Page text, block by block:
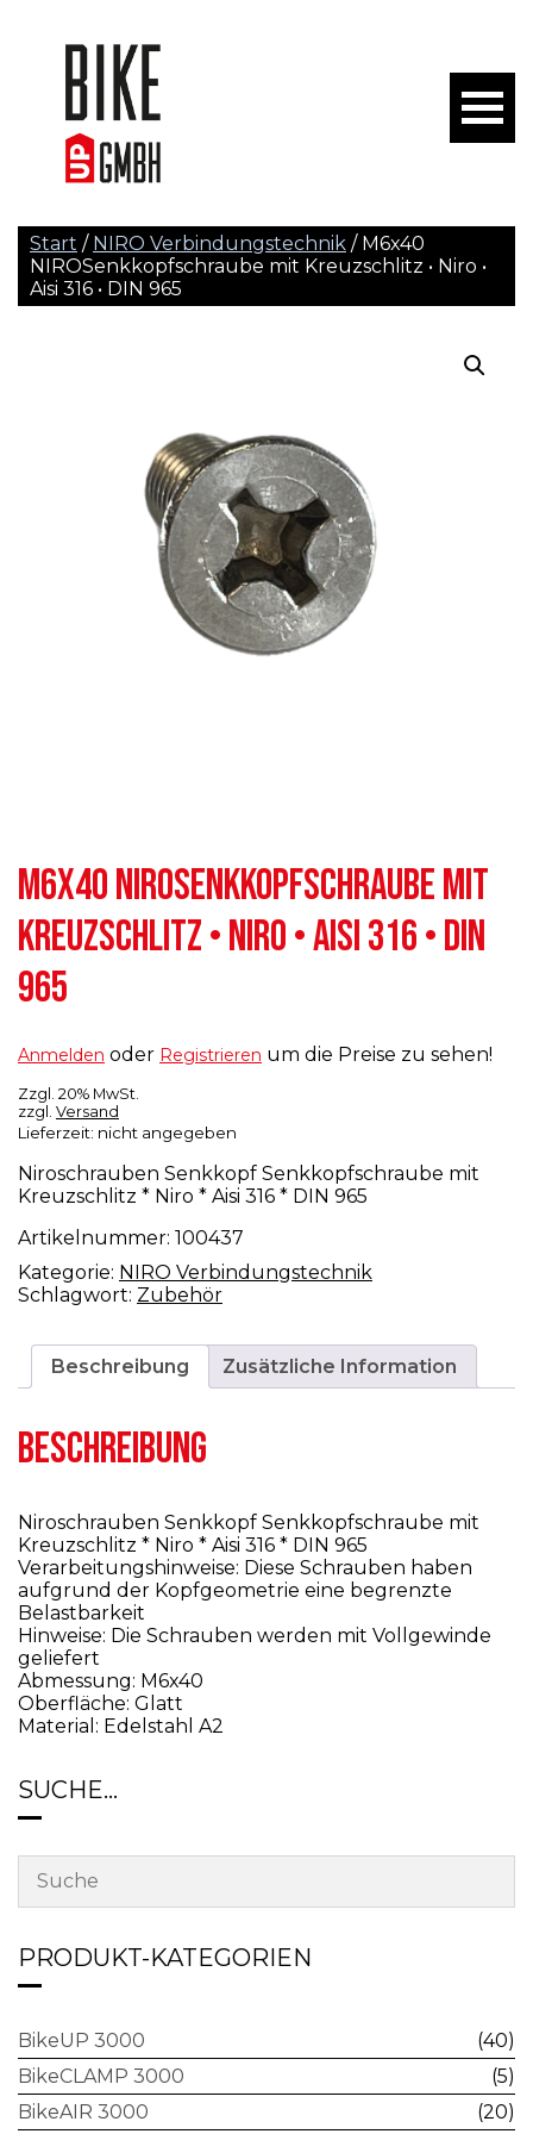
Start / NIRO Verbindungstechnik / M6x40
NIROSenkkopfschraube mit Kreuzschlitz • Niro •
Aisi 316 • DIN 965
M6X40 NIROSENKKOPFSCHRAUBE MIT
KREUZSCHLITZ • NIRO • AISI 316 • DIN
965
Anmelden oder Registrieren um die Preise zu sehen!
Zzgl. 20% MwSt.
zzgl. Versand
Lieferzeit: nicht angegeben
Niroschrauben Senkkopf Senkkopfschraube mit
Kreuzschlitz * Niro * Aisi 316 * DIN 965
Artikelnummer: 100437
Kategorie: NIRO Verbindungstechnik
Schlagwort: Zubehör
Beschreibung Zusätzliche Information
BESCHREIBUNG
Niroschrauben Senkkopf Senkkopfschraube mit
Kreuzschlitz * Niro * Aisi 316 * DIN 965
Verarbeitungshinweise: Diese Schrauben haben
aufgrund der Kopfgeometrie eine begrenzte
Belastbarkeit
Hinweise: Die Schrauben werden mit Vollgewinde
geliefert
Abmessung: M6x40
Oberfläche: Glatt
Material: Edelstahl A2
SUCHE…
PRODUKT-KATEGORIEN
BikeUP 3000
(40)
BikeCLAMP 3000
(5)
BikeAIR 3000
(20)